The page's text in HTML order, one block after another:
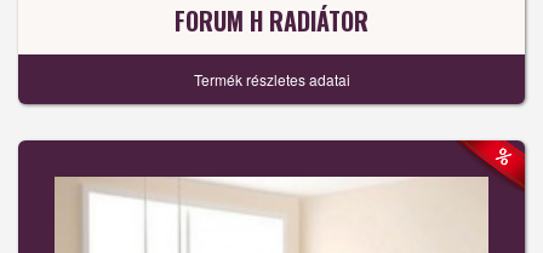
FORUM H RADIÁTOR
Termék részletes adatai